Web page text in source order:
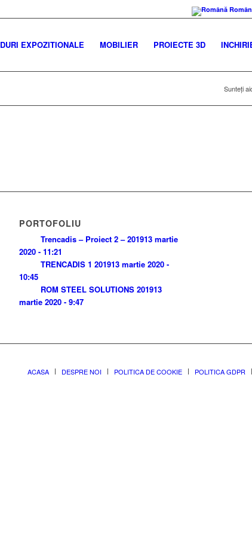
EXPOZITIONALE MOBILIER PROIECTE 3D
Sunteți
PORTOFOLIU
Trencadis – Proiect 2 – 201913 martie
2020 - 11:21
TRENCADIS 1 201913 martie 2020 -
10:45
ROM STEEL SOLUTIONS 201913
martie 2020 - 9:47
ACASA
DESPRE NOI POLITICA DE COOKIE POLITICA GDPR